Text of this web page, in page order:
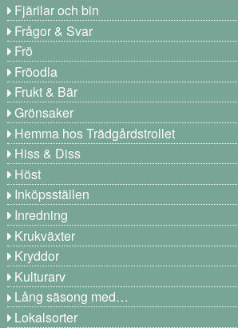
Fjärilar och bin
Frågor & Svar
Frö
Fröodla
Frukt & Bär
Grönsaker
Hemma hos Trädgårdstrollet
Hiss & Diss
Höst
Inköpsställen
Inredning
Krukväxter
Kryddor
Kulturarv
Lång säsong med…
Lokalsorter